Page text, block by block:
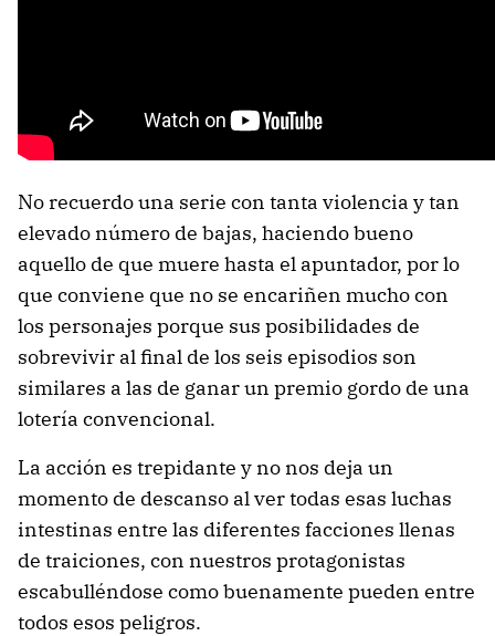
No recuerdo una serie con tanta violencia y tan
elevado número de bajas, haciendo bueno
aquello de que muere hasta el apuntador, por lo
que conviene que no se encariñen mucho con
los personajes porque sus posibilidades de
sobrevivir al final de los seis episodios son
similares a las de ganar un premio gordo de una
lotería convencional.
La acción es trepidante y no nos deja un
momento de descanso al ver todas esas luchas
intestinas entre las diferentes facciones llenas
de traiciones, con nuestros protagonistas
escabulléndose como buenamente pueden entre
todos esos peligros.